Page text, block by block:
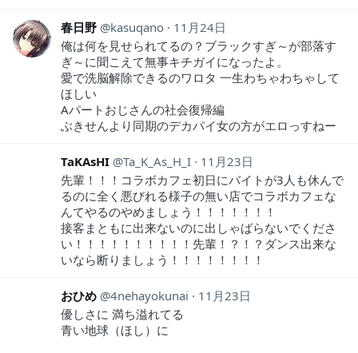
春日野 kasuqano
11月24日
俺は何を見せられてるの？ブラックすぎ～が部落す
ぎ～に聞こえて無事キチガイになったよ。
愛で洗脳解除できるのワロタ 一生わちゃわちゃして
ほしい
Aパートおじさんの社会復帰編
ぶきせんより同期のデカパイ女の方がエロっすねー
TaKAsHI Ta_K_As_H_I
11月23日
先輩！！！コラボカフェ初日にバイトが3人も休んで
るのに全く悪びれる様子の無い店でコラボカフェな
んてやるのやめましょう！！！！！！！
接客まともに出来ないのに出しゃばらないでくださ
い！！！！！！！！！！先輩！？！？ダンス出来な
いなら断りましょう！！！！！！！！
おひめ 4nehayokunai
11月23日
優しさに 満ち溢れてる
青い地球（ほし）に